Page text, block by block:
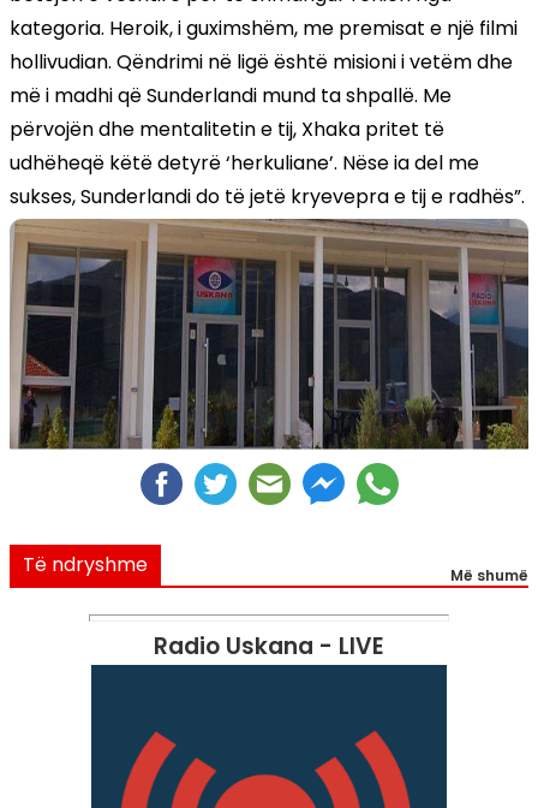
kategoria. Heroik, i guximshëm, me premisat e një filmi
hollivudian. Qëndrimi në ligë është misioni i vetëm dhe
më i madhi që Sunderlandi mund ta shpallë. Me
përvojën dhe mentalitetin e tij, Xhaka pritet të
udhëheqë këtë detyrë ‘herkuliane’. Nëse ia del me
sukses, Sunderlandi do të jetë kryevepra e tij e radhës”.
Të ndryshme Më shumë
Radio Uskana - LIVE